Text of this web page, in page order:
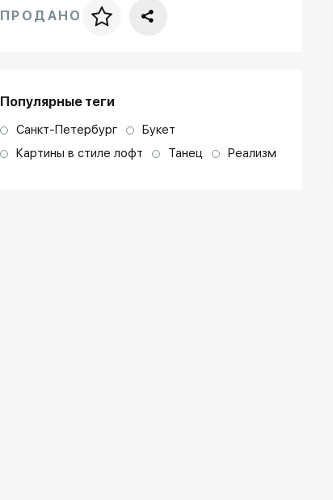
Цена за багет
ПРОДАНО
Популярные теги
Санкт-Петербург
Букет
Картины в стиле лофт
Танец Реализм